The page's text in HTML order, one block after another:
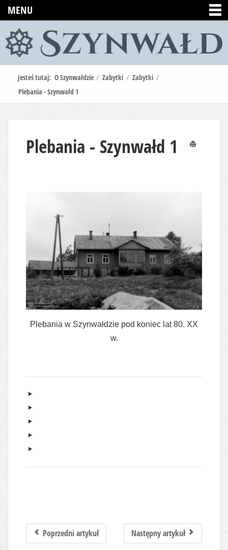
MENU
Jesteś tutaj: O Szynwałdzie / Zabytki / Zabytki /
Plebania - Szynwałd 1
Plebania - Szynwałd 1
Plebania w Szynwałdzie pod koniec lat 80. XX
w.
Poprzedni artykuł Następny artykuł